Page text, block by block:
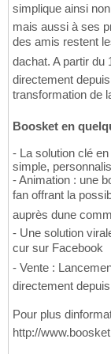
simplique ainsi
mais aussi à ses
des amis restent
dachat. A partir
directement
transformation de
Boosket en
- La solution clé
simple,
- Animation : une
fan offrant la
auprès dune
- Une solution
cur sur Facebook
- Vente :
directement
Pour plus
http://